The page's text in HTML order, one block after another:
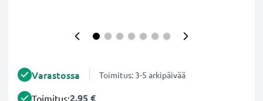
Varastossa Toimitus: 3-5 arkipäivää
Toimitus:2.95 €